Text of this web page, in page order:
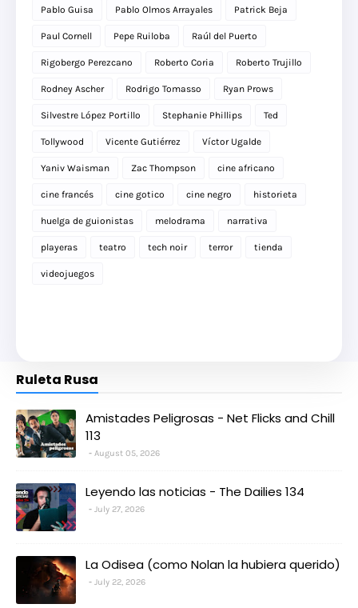
Pablo Guisa Pablo Olmos Arrayales Patrick Beja
Paul Cornell Pepe Ruiloba Raúl del Puerto
Rigobergo Perezcano Roberto Coria Roberto Trujillo
Rodney Ascher Rodrigo Tomasso Ryan Prows
Silvestre López Portillo Stephanie Phillips Ted
Tollywood Vicente Gutiérrez Víctor Ugalde
Yaniv Waisman Zac Thompson cine africano
cine francés cine gotico cine negro historieta
huelga de guionistas melodrama narrativa
playeras teatro tech noir terror tienda
videojuegos
Ruleta Rusa
Amistades Peligrosas - Net Flicks and Chill
113
August 05, 2026
Leyendo las noticias - The Dailies 134
July 27, 2026
La Odisea (como Nolan la hubiera querido)
July 22, 2026